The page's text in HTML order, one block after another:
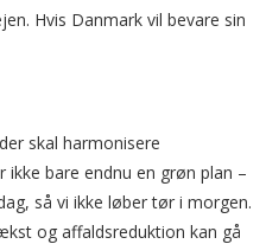
Hvis Danmark vil bevare sin
skal harmonisere
bare endnu en grøn plan –
så vi ikke løber tør i morgen.
og affaldsreduktion kan gå